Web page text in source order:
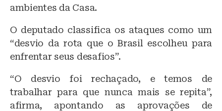
ambientes da Casa.
O deputado classifica os ataques como um
“desvio da rota que o Brasil escolheu para
enfrentar seus desafios”.
“O desvio foi rechaçado, e temos de
trabalhar para que nunca mais se repita”,
afirma, apontando as aprovações de